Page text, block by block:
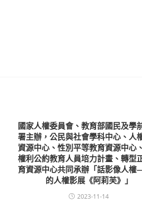
國家人權委員會、教育部國民及學
署主辦，公民與社會學科中心、人
資源中心、性別平等教育資源中心
權利公約教育人員培力計畫、轉型
育資源中心共同承辦「話影像人權
的人權影展《阿莉芙》」
2023-11-14